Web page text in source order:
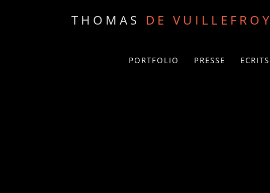
THOMAS DE VUILLEFROY
PORTFOLIO PRESSE ECRITS